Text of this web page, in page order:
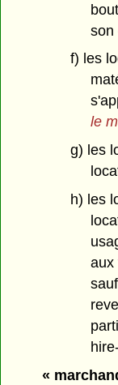
son
f) les
le
g) les
h) les
aux
«